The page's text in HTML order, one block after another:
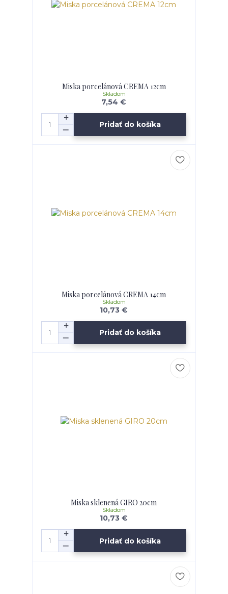
Miska porcelánová CREMA 12cm
7,54 €
Skladom
Pridať do košíka
Miska porcelánová CREMA 14cm
10,73 €
Skladom
Pridať do košíka
Miska sklenená GIRO 20cm
10,73 €
Skladom
Pridať do košíka